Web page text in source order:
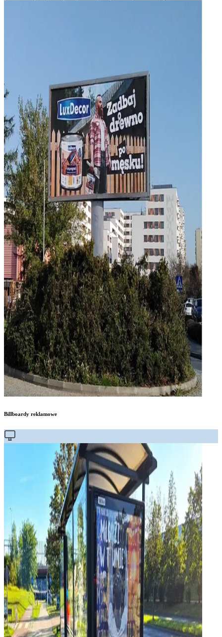
Billboardy reklamowe